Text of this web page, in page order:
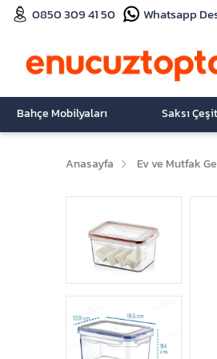
0850 309 41 50 Whatsapp
Bahçe Mobilyaları Saksı
Anasayfa Ev ve Mutfak